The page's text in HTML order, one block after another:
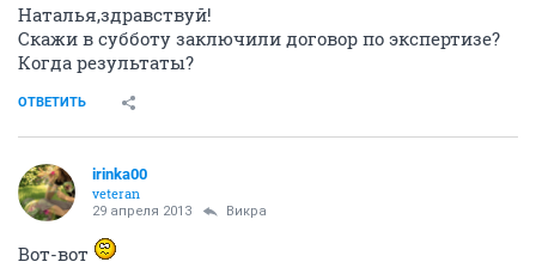
Наталья,здравствуй!
Скажи в субботу заключили договор по экспертизе?
Когда результаты?
ОТВЕТИТЬ
irinka00
veteran
29 апреля 2013 Викра
Вот-вот